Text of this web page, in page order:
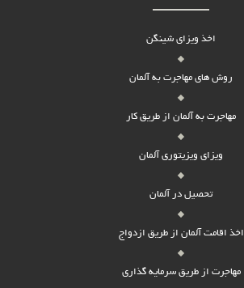
اخذ ویزای شینگن
روش های مهاجرت به آلمان
مهاجرت به آلمان از طریق کار
ویزای ویزیتوری آلمان
تحصیل در آلمان
اخذ اقامت آلمان از طریق ازدواج
مهاجرت از طریق سرمایه گذاری